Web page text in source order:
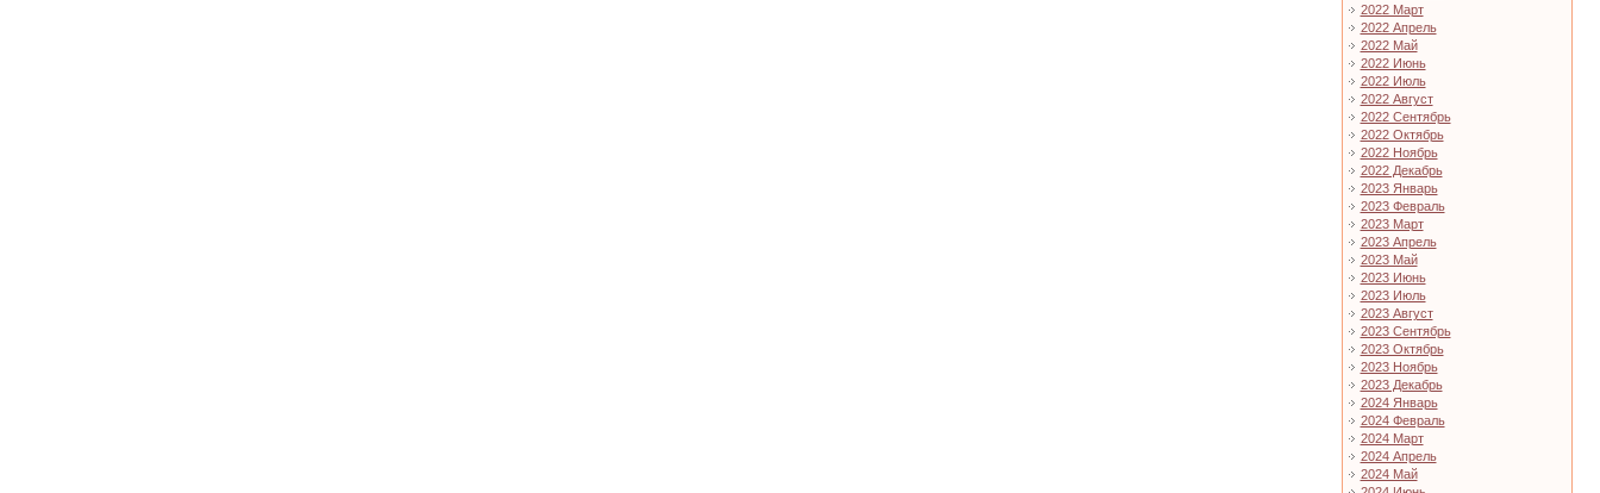
2022 Март
2022 Апрель
2022 Май
2022 Июнь
2022 Июль
2022 Август
2022 Сентябрь
2022 Октябрь
2022 Ноябрь
2022 Декабрь
2023 Январь
2023 Февраль
2023 Март
2023 Апрель
2023 Май
2023 Июнь
2023 Июль
2023 Август
2023 Сентябрь
2023 Октябрь
2023 Ноябрь
2023 Декабрь
2024 Январь
2024 Февраль
2024 Март
2024 Апрель
2024 Май